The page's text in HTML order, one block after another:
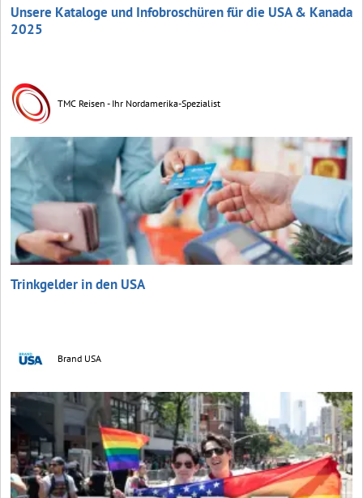
Unsere Kataloge und Infobroschüren für die USA & Kanada
2025
TMC Reisen - Ihr Nordamerika-Spezialist
Trinkgelder in den USA
Brand USA